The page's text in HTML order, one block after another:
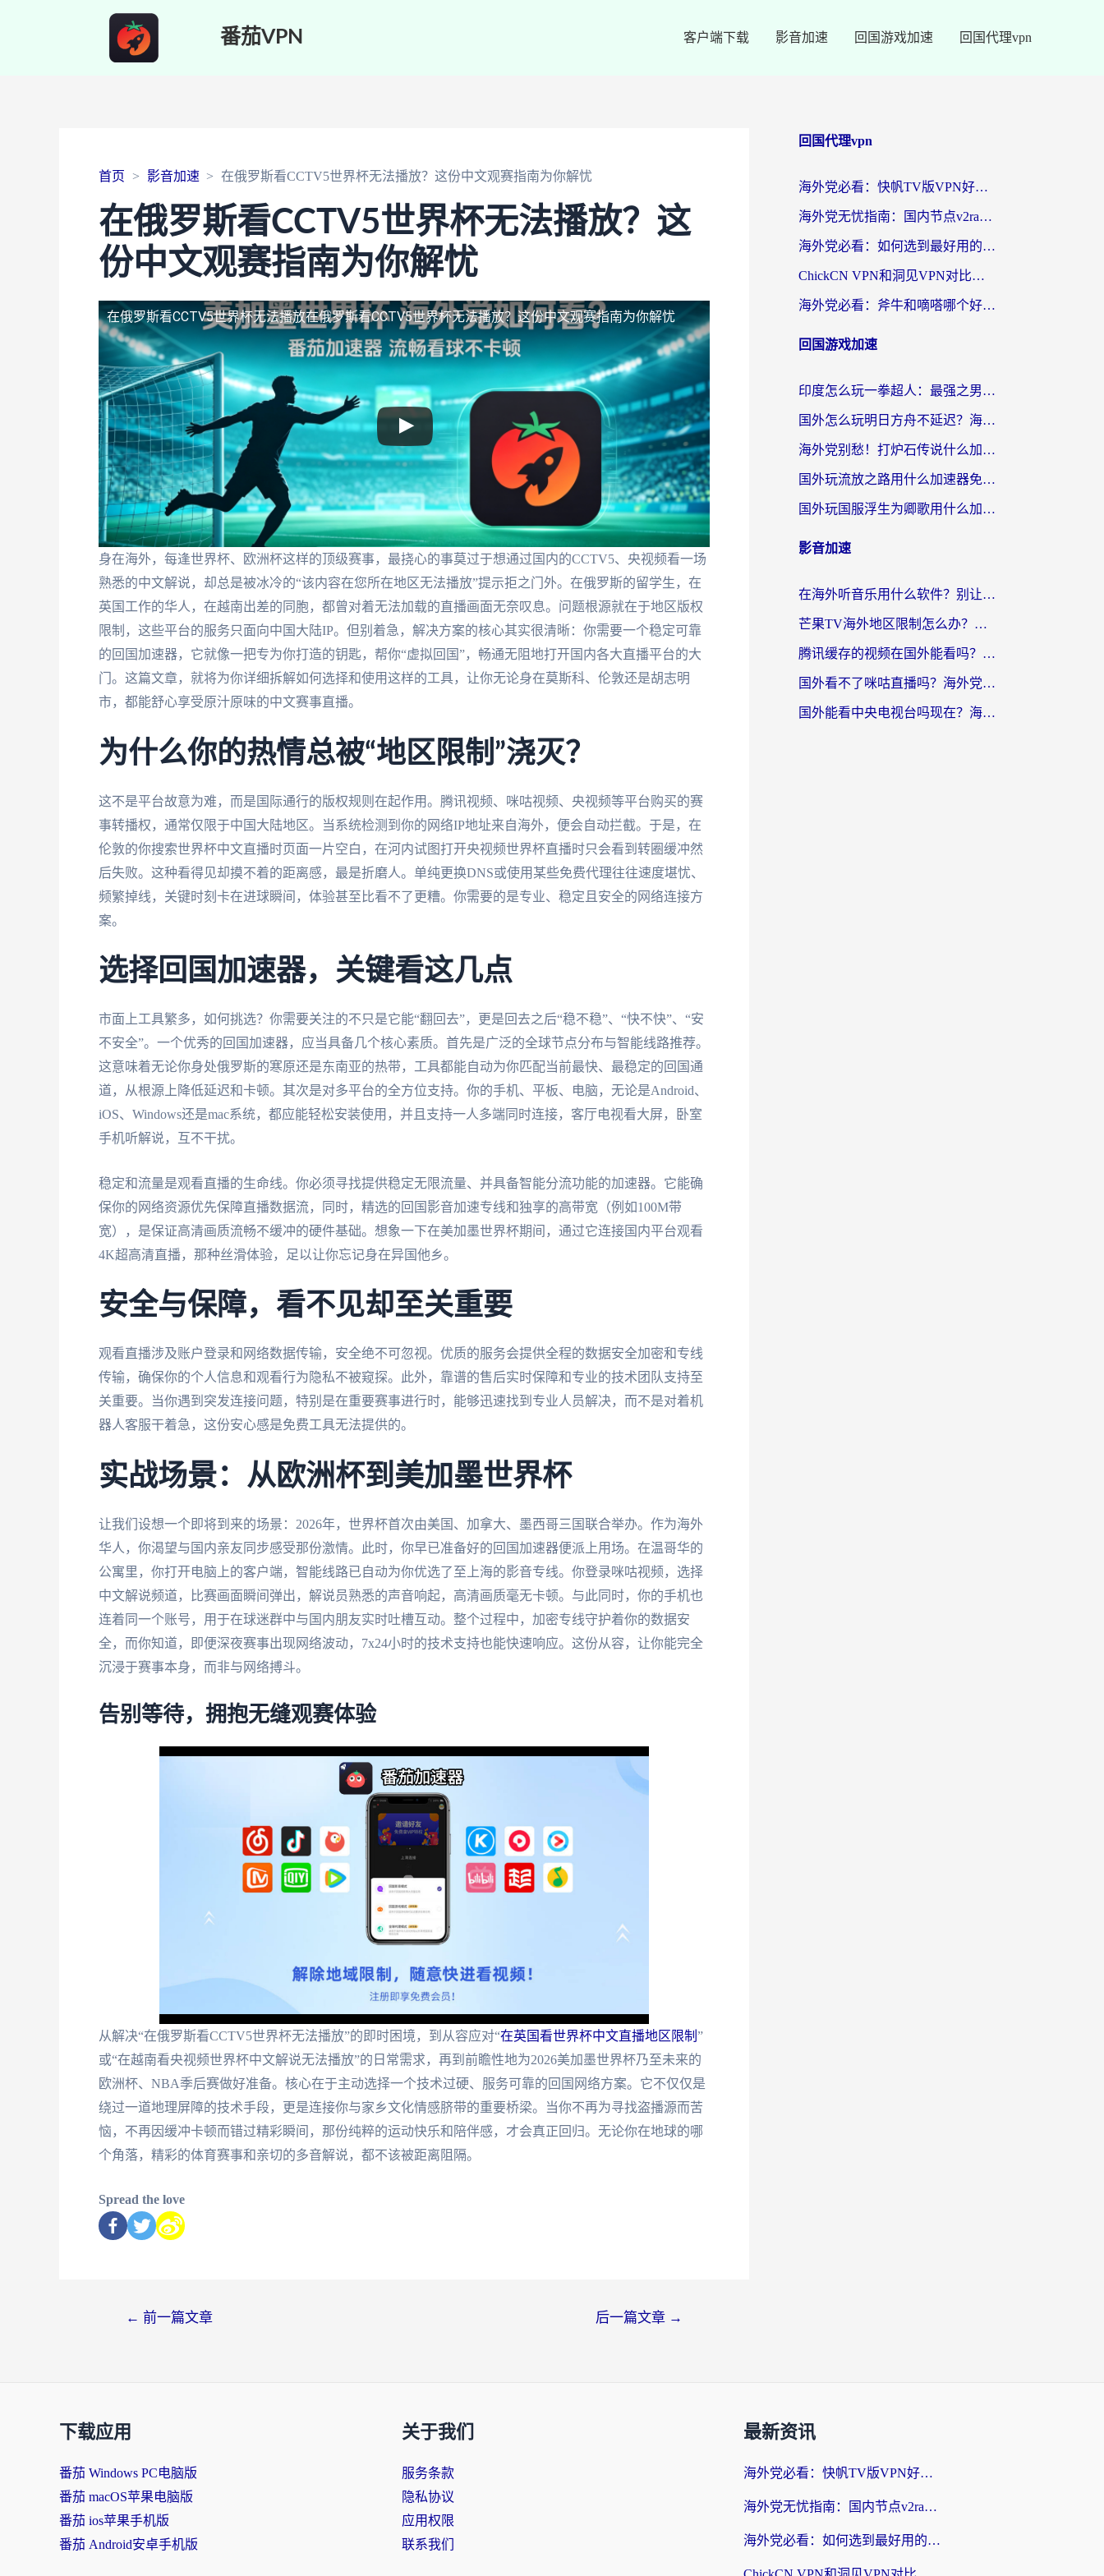
番茄VPN 客户端下载 影音加速 回国游戏加速 回国代理vpn
首页 影音加速 在俄罗斯看CCTV5世界杯无法播放？这份中文观赛指南为你解忧
在俄罗斯看CCTV5世界杯无法播放？这
份中文观赛指南为你解忧
在俄罗斯看CCTV5世界杯无法播放在俄罗斯看CCTV5世界杯无法播放？这份中文观赛指南为你解忧
身在海外，每逢世界杯、欧洲杯这样的顶级赛事，最挠心的事莫过于想通过国内的CCTV5、央视频看一场
熟悉的中文解说，却总是被冰冷的“该内容在您所在地区无法播放”提示拒之门外。在俄罗斯的留学生，在
英国工作的华人，在越南出差的同胞，都曾对着无法加载的直播画面无奈叹息。问题根源就在于地区版权
限制，这些平台的服务只面向中国大陆IP。但别着急，解决方案的核心其实很清晰：你需要一个稳定可靠
的回国加速器，它就像一把专为你打造的钥匙，帮你“虚拟回国”，畅通无阻地打开国内各大直播平台的大
门。这篇文章，就将为你详细拆解如何选择和使用这样的工具，让你无论身在莫斯科、伦敦还是胡志明
市，都能舒心享受原汁原味的中文赛事直播。
为什么你的热情总被“地区限制”浇灭？
这不是平台故意为难，而是国际通行的版权规则在起作用。腾讯视频、咪咕视频、央视频等平台购买的赛
事转播权，通常仅限于中国大陆地区。当系统检测到你的网络IP地址来自海外，便会自动拦截。于是，在
伦敦的你搜索世界杯中文直播时页面一片空白，在河内试图打开央视频世界杯直播时只会看到转圈缓冲然
后失败。这种看得见却摸不着的距离感，最是折磨人。单纯更换DNS或使用某些免费代理往往速度堪忧、
频繁掉线，关键时刻卡在进球瞬间，体验甚至比看不了更糟。你需要的是专业、稳定且安全的网络连接方
案。
选择回国加速器，关键看这几点
市面上工具繁多，如何挑选？你需要关注的不只是它能“翻回去”，更是回去之后“稳不稳”、“快不快”、“安
不安全”。一个优秀的回国加速器，应当具备几个核心素质。首先是广泛的全球节点分布与智能线路推荐。
这意味着无论你身处俄罗斯的寒原还是东南亚的热带，工具都能自动为你匹配当前最快、最稳定的回国通
道，从根源上降低延迟和卡顿。其次是对多平台的全方位支持。你的手机、平板、电脑，无论是Android、
iOS、Windows还是mac系统，都应能轻松安装使用，并且支持一人多端同时连接，客厅电视看大屏，卧室
手机听解说，互不干扰。
稳定和流量是观看直播的生命线。你必须寻找提供稳定无限流量、并具备智能分流功能的加速器。它能确
保你的网络资源优先保障直播数据流，同时，精选的回国影音加速专线和独享的高带宽（例如100M带
宽），是保证高清画质流畅不缓冲的硬件基础。想象一下在美加墨世界杯期间，通过它连接国内平台观看
4K超高清直播，那种丝滑体验，足以让你忘记身在异国他乡。
安全与保障，看不见却至关重要
观看直播涉及账户登录和网络数据传输，安全绝不可忽视。优质的服务会提供全程的数据安全加密和专线
传输，确保你的个人信息和观看行为隐私不被窥探。此外，靠谱的售后实时保障和专业的技术团队支持至
关重要。当你遇到突发连接问题，特别是在重要赛事进行时，能够迅速找到专业人员解决，而不是对着机
器人客服干着急，这份安心感是免费工具无法提供的。
实战场景：从欧洲杯到美加墨世界杯
让我们设想一个即将到来的场景：2026年，世界杯首次由美国、加拿大、墨西哥三国联合举办。作为海外
华人，你渴望与国内亲友同步感受那份激情。此时，你早已准备好的回国加速器便派上用场。在温哥华的
公寓里，你打开电脑上的客户端，智能线路已自动为你优选了至上海的影音专线。你登录咪咕视频，选择
中文解说频道，比赛画面瞬间弹出，解说员熟悉的声音响起，高清画质毫无卡顿。与此同时，你的手机也
连着同一个账号，用于在球迷群中与国内朋友实时吐槽互动。整个过程中，加密专线守护着你的数据安
全，而你知道，即便深夜赛事出现网络波动，7x24小时的技术支持也能快速响应。这份从容，让你能完全
沉浸于赛事本身，而非与网络搏斗。
告别等待，拥抱无缝观赛体验
从解决“在俄罗斯看CCTV5世界杯无法播放”的即时困境，到从容应对“在英国看世界杯中文直播地区限制 ”
或“在越南看央视频世界杯中文解说无法播放”的日常需求，再到前瞻性地为2026美加墨世界杯乃至未来的
欧洲杯、NBA季后赛做好准备。核心在于主动选择一个技术过硬、服务可靠的回国网络方案。它不仅仅是
绕过一道地理屏障的技术手段，更是连接你与家乡文化情感脐带的重要桥梁。当你不再为寻找盗播源而苦
恼，不再因缓冲卡顿而错过精彩瞬间，那份纯粹的运动快乐和陪伴感，才会真正回归。无论你在地球的哪
个角落，精彩的体育赛事和亲切的多音解说，都不该被距离阻隔。
Spread the love
← 前一篇文章 后一篇文章 →
回国代理vpn
海外党必看：快帆TV版VPN好用吗？和快游VPN对比哪个回国效果更好？附实用避坑指南
海外党无忧指南：国内节点v2ray怎么选？一键回国VPN+多场景实测帮你避坑
海外党必看：如何选到最好用的回国加速器？从节点到售后的全维度指南
ChickCN VPN和洞见VPN对比哪个回国效果更好？海外党亲测3款加速器+避坑指南
海外党必看：斧牛和嘀嗒哪个好？3个维度教你选对回国加速器
回国游戏加速
印度怎么玩一拳超人：最强之男？海外党国服游戏加速避坑指南
国外怎么玩明日方舟不延迟？海外玩家国服游戏加速终极指南（附DNF梦幻诛仙解决方案）
海外党别愁！打炉石传说什么加速器好用？3个实用技巧解决国服游戏卡顿
国外玩流放之路用什么加速器免费？海外党亲测有效的国服游戏加速指南
国外玩国服浮生为卿歌用什么加速器比较好？海外党亲测不踩坑指南
影音加速
在海外听音乐用什么软件？别让地域限制断了你的华语歌单
芒果TV海外地区限制怎么办？海外党追剧看片的实用加速器选择指南
腾讯缓存的视频在国外能看吗？海外党追剧看片的终极解决方案
国外看不了咪咕直播吗？海外党追剧看片的加速器选择指南
国外能看中央电视台吗现在？海外党追剧看央视的实用指南
下载应用
番茄 Windows PC电脑版
番茄 macOS苹果电脑版
番茄 ios苹果手机版
番茄 Android安卓手机版
关于我们
服务条款
隐私协议
应用权限
联系我们
最新资讯
海外党必看：快帆TV版VPN好用吗？和快游VPN对比哪个回国效果更好？附实用避坑指南
海外党无忧指南：国内节点v2ray怎么选？一键回国VPN+多场景实测帮你避坑
海外党必看：如何选到最好用的回国加速器？从节点到售后的全维度指南